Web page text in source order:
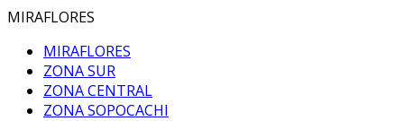
MIRAFLORES
MIRAFLORES
ZONA SUR
ZONA CENTRAL
ZONA SOPOCACHI